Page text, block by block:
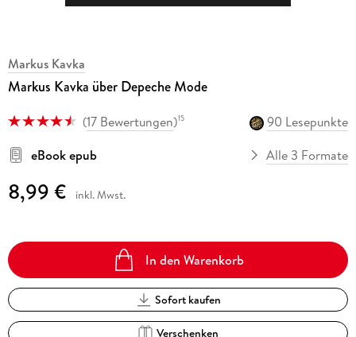
Markus Kavka
Markus Kavka über Depeche Mode
(17 Bewertungen)15
90 Lesepunkte
eBook epub
Alle 3 Formate
8,99 € inkl. Mwst.
In den Warenkorb
Sofort kaufen
Verschenken